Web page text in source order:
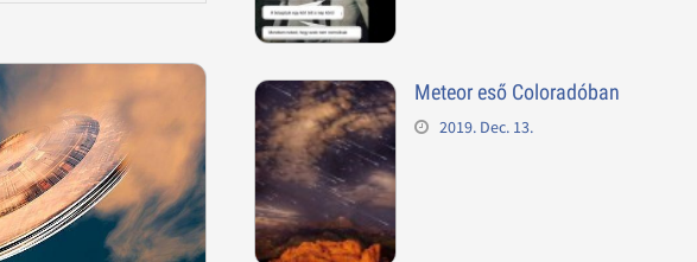
Meteor eső Coloradóban
2019. Dec. 13.